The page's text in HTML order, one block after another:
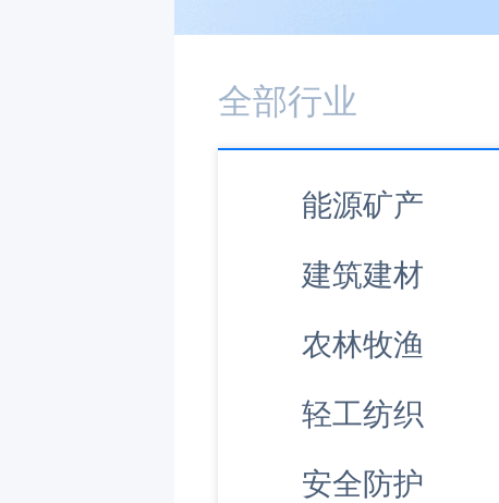
全部行业
能源矿产
建筑建材
农林牧渔
轻工纺织
安全防护